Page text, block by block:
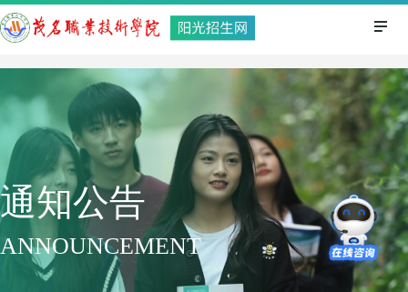
通知公告
ANNOUNCEMENT